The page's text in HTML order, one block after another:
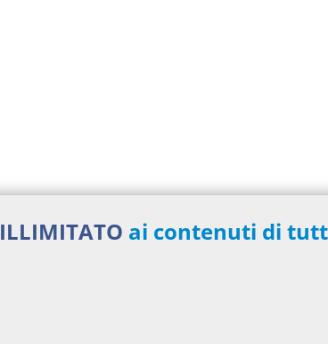
ILLIMITATO ai contenuti di